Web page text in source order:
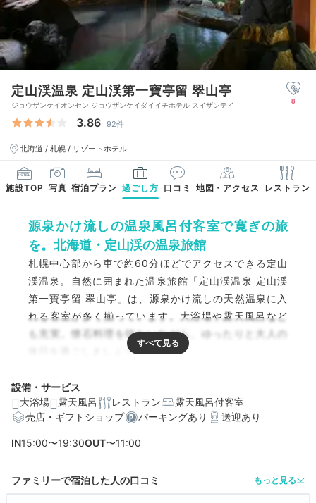
定山渓温泉 定山渓第一寶亭留 翠山亭
ジョウザンケイオンセン ジョウザンケイダイイチホテル スイザンテイ
3.86 92件
北海道 / 札幌 / リゾートホテル
8
施設TOP 写真 宿泊プラン 過ごし方 口コミ 地図・アクセス レストラン
源泉かけ流しの温泉風呂付客室で寛ぎの旅
を。北海道・定山渓の温泉旅館
札幌中心部から車で約60分ほどでアクセスできる定山
渓温泉。自然に囲まれた温泉旅館「定山渓温泉 定山渓
第一寶亭留 翠山亭」は、源泉かけ流しの天然温泉に入
れる客室が多く揃っています。大浴場や露天風呂など
も充実。懐石料理を味わいながら、ゆったりと大人の
休日を過ごしましょう。
編集部おすすめの３つのポイント
大浴場や貸切風呂、離れの湯屋で温泉を満喫。サウナも
設備・サービス
大浴場
露天風呂 レストラン
露天風呂付客室
売店・ギフトショップ
パーキングあり 送迎あり
IN15:00〜19:30OUT〜11:00
ファミリーで宿泊した人の口コミ もっと見る